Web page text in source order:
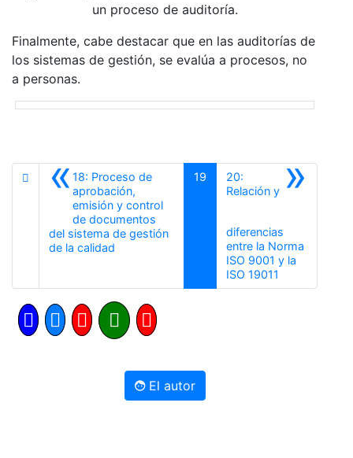
un proceso de auditoría.
Finalmente, cabe destacar que en las auditorías de
los sistemas de gestión, se evalúa a procesos, no
a personas.
«18: Proceso de
aprobación,
emisión y control
de documentos
del sistema de gestión
de la calidad
19 »
20:
Relación y
diferencias
entre la Norma
ISO 9001 y la
ISO 19011
El autor